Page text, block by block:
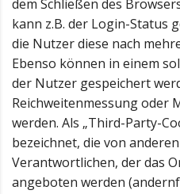
dem Schließen des
kann z.B. der Login-Status
die Nutzer diese nach
Ebenso können in einem
der Nutzer gespeichert
Reichweitenmessung oder
werden. Als „Third-Party-
bezeichnet, die von
Verantwortlichen, der das
angeboten werden